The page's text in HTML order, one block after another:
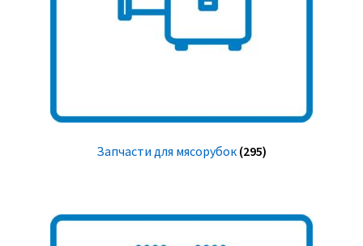
Запчасти для мясорубок (295)